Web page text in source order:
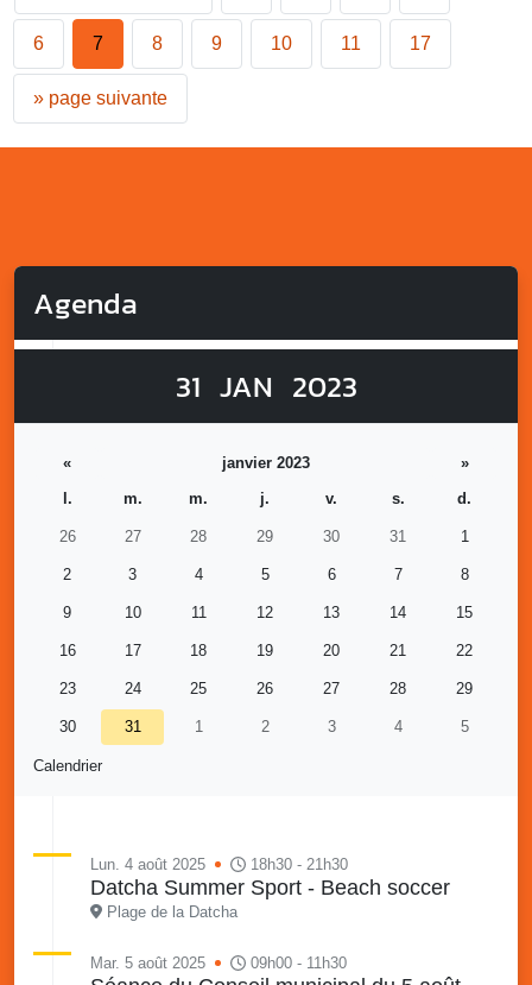
6 7 8 9 10 11 17
» page suivante
Agenda
31 JAN 2023
Calendrier
« janvier 2023
»
l.
m. m. j. v. s. d.
26 27 28 29 30 31 1
2 3 4 5 6 7 8
9 10 11 12 13 14 15
16 17 18 19 20 21 22
23 24 25 26 27 28 29
30 31 1 2 3 4 5
Lun. 4 août 2025 18h30 - 21h30
Datcha Summer Sport - Beach soccer
Plage de la Datcha
Mar. 5 août 2025 09h00 - 11h30